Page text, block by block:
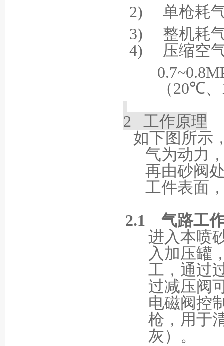
2) 单枪耗
3) 整机耗
4) 压缩空
（20℃、
2 工作原理
如下图所示
气为动力
再由砂阀
工件表面
2.1
气路工
进入本喷
入加压罐
工，通过
过减压阀
电磁阀控
枪，用于
灰）。